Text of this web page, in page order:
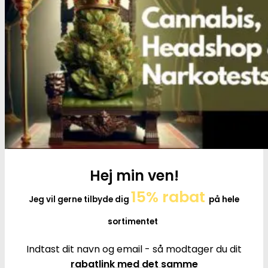
Tilbehør
Hej min ven!
Jeg vil gerne tilbyde dig 15% rabat på hele
sortimentet
Indtast dit navn og email - så modtager du dit
rabatlink med det samme